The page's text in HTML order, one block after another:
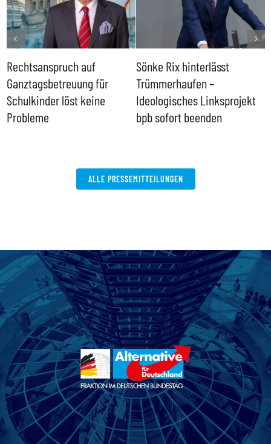
Rechtsanspruch auf
Ganztagsbetreuung für
Schulkinder löst keine
Probleme
Sönke Rix hinterlässt
Trümmerhaufen –
Ideologisches Linksprojekt
bpb sofort beenden
ALLE PRESSEMITTEILUNGEN